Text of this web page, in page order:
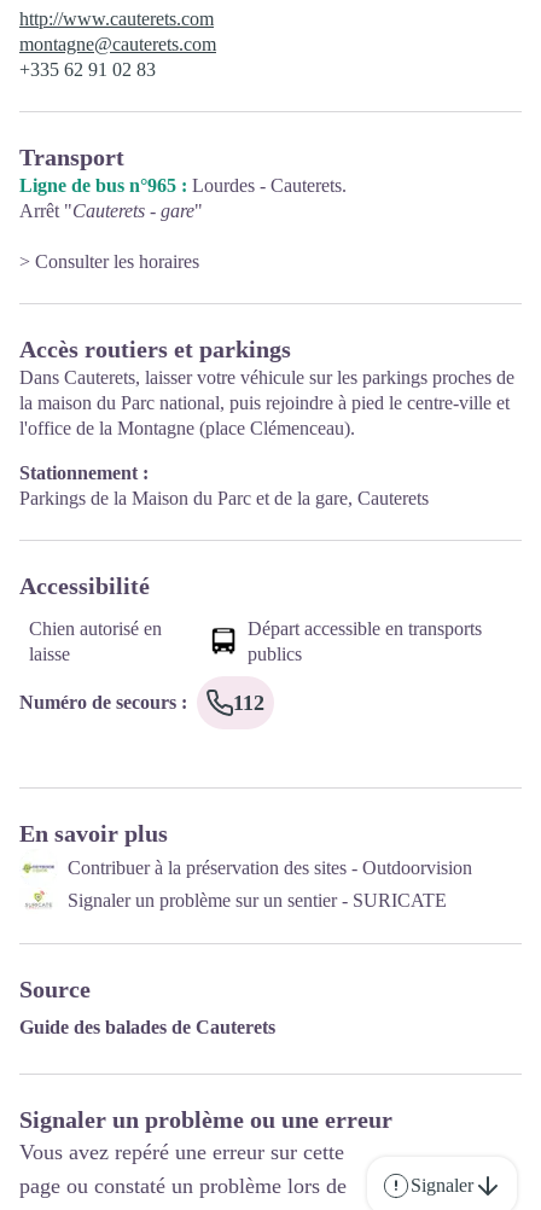
http://www.cauterets.com
montagne@cauterets.com
+335 62 91 02 83
Transport
Ligne de bus n°965 : Lourdes - Cauterets.
Arrêt "Cauterets - gare"
> Consulter les horaires
Accès routiers et parkings
Dans Cauterets, laisser votre véhicule sur les parkings proches de
la maison du Parc national, puis rejoindre à pied le centre-ville et
l'office de la Montagne (place Clémenceau).
Stationnement :
Parkings de la Maison du Parc et de la gare, Cauterets
Accessibilité
Chien autorisé en
laisse
Départ accessible en transports
publics
Numéro de secours : 112
En savoir plus
Contribuer à la préservation des sites - Outdoorvision
Signaler un problème sur un sentier - SURICATE
Source
Guide des balades de Cauterets
Signaler un problème ou une erreur
Vous avez repéré une erreur sur cette
page ou constaté un problème lors de
Signaler